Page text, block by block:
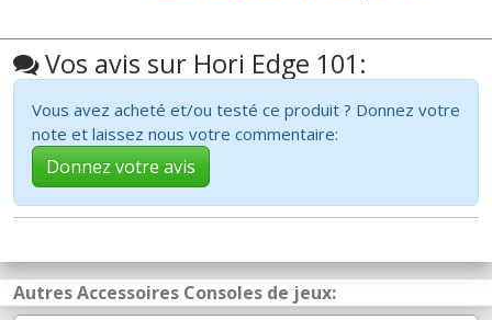
Vos avis sur Hori Edge 101:
Vous avez acheté et/ou testé ce produit ? Donnez votre
note et laissez nous votre commentaire:
Donnez votre avis
Autres Accessoires Consoles de jeux: